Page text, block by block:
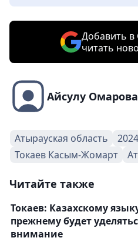
Добавить в
читать
Айсулу Омарова
Атырауская область
Токаев Касым-Жомарт
Читайте также
Токаев: Казахскому
прежнему будет
внимание